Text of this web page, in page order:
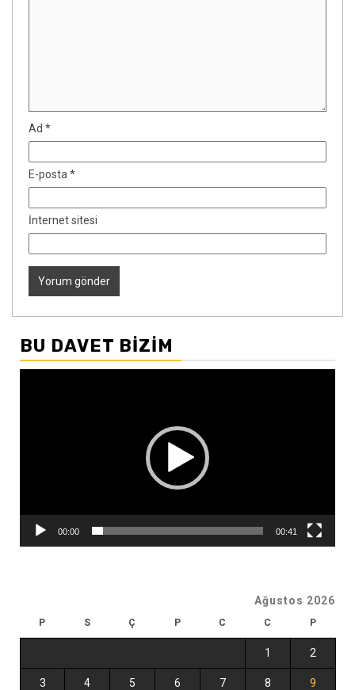
Ad *
E-posta *
İnternet sitesi
BU DAVET BIZIM
00:00 00:41
Ağustos 2026
P S Ç P C C P
1 2
3 4 5 6 7 8 9